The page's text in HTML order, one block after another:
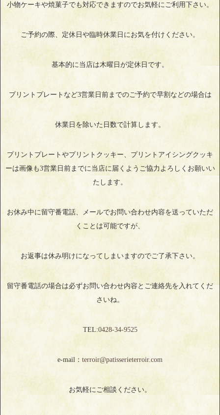
小物ケーキや焼菓子でも対応できますのでお気軽にご利用下さい。
ご予約の際、定休日や臨時休業日にお気を付けください。
基本的に当店は木曜日が定休日です。
プリントプレートなど3営業日前までのご予約で早割などの場合は
休業日を除いた日数で計算します。
プリントプレートやプリントクッキー、プリントアイシングクッキ
ーは画像も3営業日前までに当店に届くようご協力よろしくお願いい
たします。
お休み中に留守番電話、メールでお問い合わせ内容を送っていただ
くことは可能ですが、
お返事は休み明けになってしまいますのでご了承下さい。
留守番電話の場合は必ずお問い合わせ内容とご連絡先を入れてくだ
さいね。
TEL:0428‐34‐9525
e-mail： terroir@patisserieterroir.com
お気軽にご相談ください。